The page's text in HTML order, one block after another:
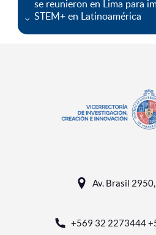
se reunieron en Lima para
STEM+ en Latinoamérica
Av. Brasil
+569 32 2273444